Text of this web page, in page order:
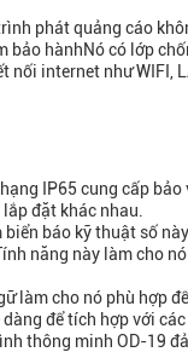
phát quảng cáo
hànhNó có lớp
internet như WIFI,
IP65 cung cấp
đặt khác nhau.
báo kỹ thuật số
năng này làm cho
làm cho nó phù hợp
để tích hợp với
thông minh OD-19